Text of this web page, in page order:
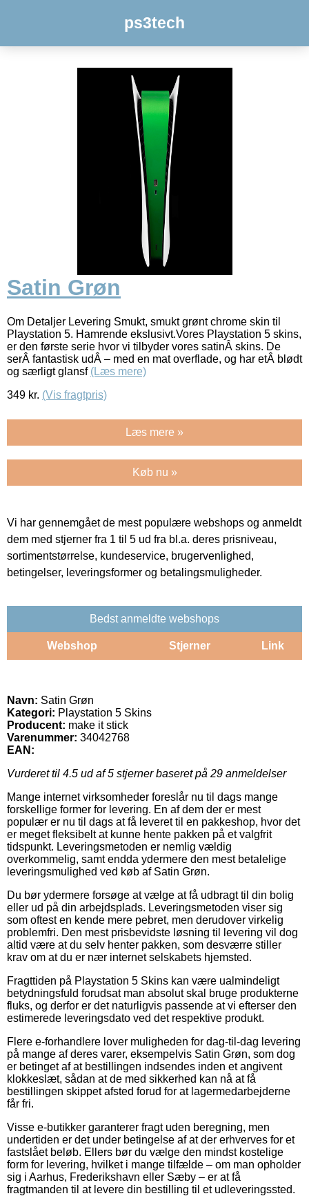
ps3tech
Satin Grøn
Om Detaljer Levering Smukt, smukt grønt chrome skin til
Playstation 5. Hamrende ekslusivt.Vores Playstation 5 skins,
er den første serie hvor vi tilbyder vores satinÂ skins. De
serÂ fantastisk udÂ – med en mat overflade, og har etÂ blødt
og særligt glansf (Læs mere)
349 kr. (Vis fragtpris)
Læs mere »
Køb nu »
Vi har gennemgået de mest populære webshops og anmeldt
dem med stjerner fra 1 til 5 ud fra bl.a. deres prisniveau,
sortimentstørrelse, kundeservice, brugervenlighed,
betingelser, leveringsformer og betalingsmuligheder.
Bedst anmeldte webshops
Webshop Stjerner Link
Navn: Satin Grøn
Kategori: Playstation 5 Skins
Producent: make it stick
Varenummer: 34042768
EAN:
Vurderet til 4.5 ud af 5 stjerner baseret på 29 anmeldelser
Mange internet virksomheder foreslår nu til dags mange
forskellige former for levering. En af dem der er mest
populær er nu til dags at få leveret til en pakkeshop, hvor det
er meget fleksibelt at kunne hente pakken på et valgfrit
tidspunkt. Leveringsmetoden er nemlig vældig
overkommelig, samt endda ydermere den mest betalelige
leveringsmulighed ved køb af Satin Grøn.
Du bør ydermere forsøge at vælge at få udbragt til din bolig
eller ud på din arbejdsplads. Leveringsmetoden viser sig
som oftest en kende mere pebret, men derudover virkelig
problemfri. Den mest prisbevidste løsning til levering vil dog
altid være at du selv henter pakken, som desværre stiller
krav om at du er nær internet selskabets hjemsted.
Fragttiden på Playstation 5 Skins kan være ualmindeligt
betydningsfuld forudsat man absolut skal bruge produkterne
fluks, og derfor er det naturligvis passende at vi efterser den
estimerede leveringsdato ved det respektive produkt.
Flere e-forhandlere lover muligheden for dag-til-dag levering
på mange af deres varer, eksempelvis Satin Grøn, som dog
er betinget af at bestillingen indsendes inden et angivent
klokkeslæt, sådan at de med sikkerhed kan nå at få
bestillingen skippet afsted forud for at lagermedarbejderne
får fri.
Visse e-butikker garanterer fragt uden beregning, men
undertiden er det under betingelse af at der erhverves for et
fastslået beløb. Ellers bør du vælge den mindst kostelige
form for levering, hvilket i mange tilfælde – om man opholder
sig i Aarhus, Frederikshavn eller Sæby – er at få
fragtmanden til at levere din bestilling til et udleveringssted.